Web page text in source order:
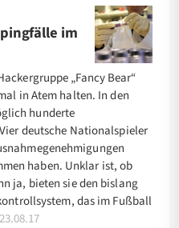
im
„Fancy Bear“
in Atem halten. In den
hunderte
deutsche Nationalspieler
haben. Unklar ist, ob
ja, bieten sie den bislang
das im Fußball
23.08.17